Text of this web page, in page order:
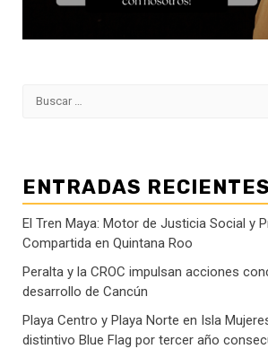
Buscar:
ENTRADAS RECIENTES
El Tren Maya: Motor de Justicia Social y
Compartida en Quintana Roo
Peralta y la CROC impulsan acciones
desarrollo de Cancún
Playa Centro y Playa Norte en Isla
distintivo Blue Flag por tercer año